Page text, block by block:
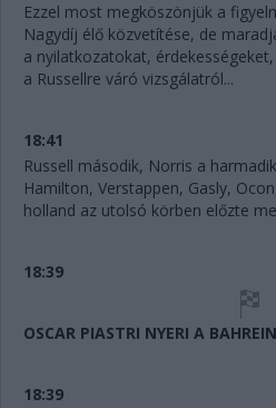
Ezzel most megköszönjük a
Nagydíj élő közvetítése, de
a nyilatkozatokat,
a Russellre váró vizsgálatról...
18:41
Russell második, Norris a
Hamilton, Verstappen, Gasly,
holland az utolsó körben előzte
18:39
OSCAR PIASTRI NYERI A
18:39